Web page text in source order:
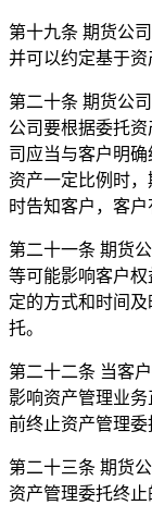
第十九条 期货公
并可以约定基于资
第二十条 期货公
公司要根据委托
司应当与客户明
资产一定比例时
时告知客户，客户
第二十一条 期货
等可能影响客户
定的方式和时间
托。
第二十二条 当客
影响资产管理业
前终止资产管理委
第二十三条 期货
资产管理委托终